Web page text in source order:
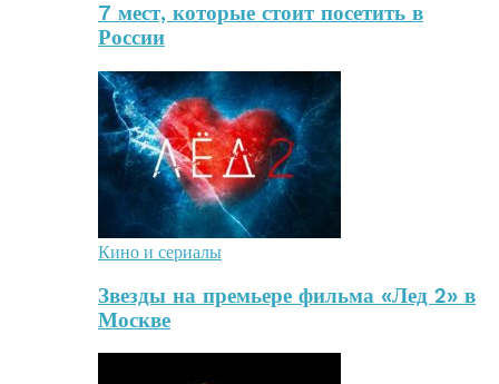
7 мест, которые стоит посетить в
России
Кино и сериалы
Звезды на премьере фильма «Лед 2» в
Москве